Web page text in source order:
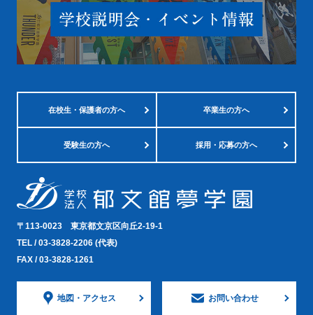
在校生・保護者の方へ 卒業生の方へ
受験生の方へ 採用・応募の方へ
〒113-0023 東京都文京区向丘2-19-1
TEL /03-3828-2206 (代表)
FAX / 03-3828-1261
地図・ アクセス お問い合わせ